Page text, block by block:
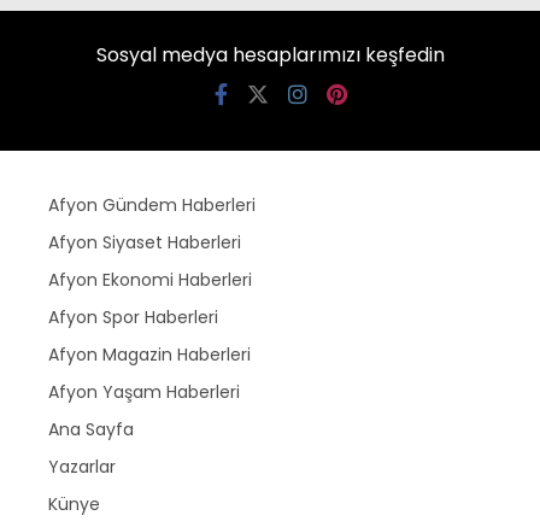
Sosyal medya hesaplarımızı keşfedin
Afyon Gündem Haberleri
Afyon Siyaset Haberleri
Afyon Ekonomi Haberleri
Afyon Spor Haberleri
Afyon Magazin Haberleri
Afyon Yaşam Haberleri
Ana Sayfa
Yazarlar
Künye